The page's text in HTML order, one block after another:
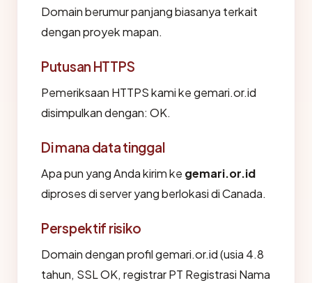
Domain berumur panjang biasanya terkait
dengan proyek mapan.
Putusan HTTPS
Pemeriksaan HTTPS kami ke gemari.or.id
disimpulkan dengan: OK.
Di mana data tinggal
Apa pun yang Anda kirim ke gemari.or.id
diproses di server yang berlokasi di Canada.
Perspektif risiko
Domain dengan profil gemari.or.id (usia 4.8
tahun, SSL OK, registrar PT Registrasi Nama